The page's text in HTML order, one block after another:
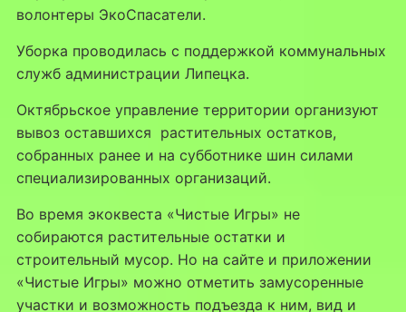
волонтеры ЭкоСпасатели.
Уборка проводилась с поддержкой коммунальных
служб администрации Липецка.
Октябрьское управление территории организуют
вывоз оставшихся растительных остатков,
собранных ранее и на субботнике шин силами
специализированных организаций.
Во время экоквеста «Чистые Игры» не
собираются растительные остатки и
строительный мусор. Но на сайте и приложении
«Чистые Игры» можно отметить замусоренные
участки и возможность подъезда к ним, вид и